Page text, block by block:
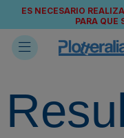
ES NECESARIO
PARA QUE